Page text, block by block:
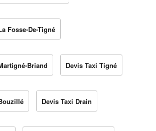
Fosse-De-Tigné
Briand Devis Taxi Tigné
Devis Taxi Drain